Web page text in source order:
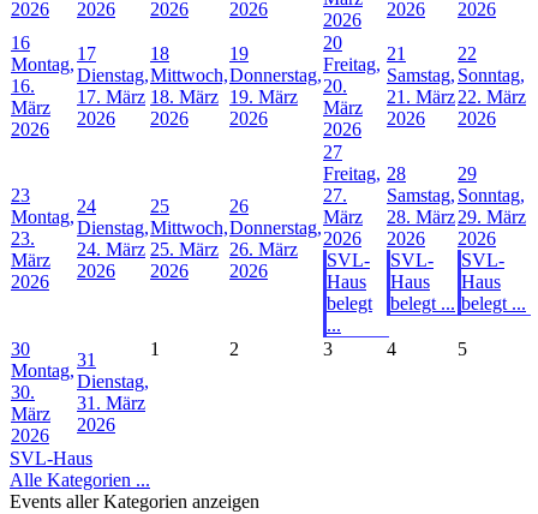
2026
2026
2026
2026
2026
2026
2026
16
Montag,
16.
März
2026
17
Dienstag,
17. März
2026
18
Mittwoch,
18. März
2026
19
Donnerstag,
19. März
2026
20
Freitag,
20.
März
2026
21
Samstag,
21. März
2026
22
Sonntag,
22. März
2026
23
Montag,
23.
März
2026
24
Dienstag,
24. März
2026
25
Mittwoch,
25. März
2026
26
Donnerstag,
26. März
2026
27
Freitag,
27.
März
2026
SVL-
Haus
belegt
...
28
Samstag,
28. März
2026
SVL-
Haus
belegt ...
29
Sonntag,
29. März
2026
SVL-
Haus
belegt ...
30
Montag,
30.
März
2026
31
Dienstag,
31. März
2026
1 2 3 4 5
SVL-Haus
Alle Kategorien ...
Events aller Kategorien anzeigen